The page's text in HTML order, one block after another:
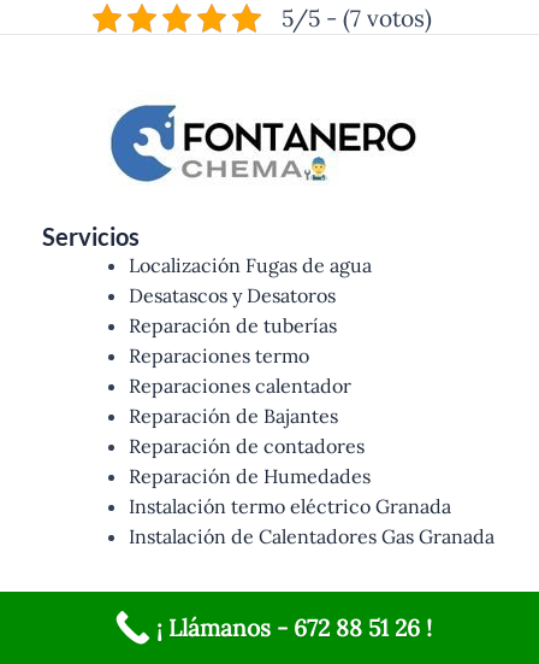
5/5 - (7 votos)
Servicios
Localización Fugas de agua
Desatascos y Desatoros
Reparación de tuberías
Reparaciones termo
Reparaciones calentador
Reparación de Bajantes
Reparación de contadores
Reparación de Humedades
Instalación termo eléctrico Granada
Instalación de Calentadores Gas Granada
Nosotros ¡ Llámanos - 672 88 51 26 !